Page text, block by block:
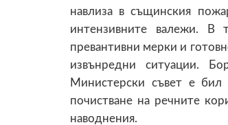
навлиза в същинския
интензивните валежи. В
превантивни мерки и
извънредни ситуации.
Министерски съвет е бил
почистване на речните
наводнения.